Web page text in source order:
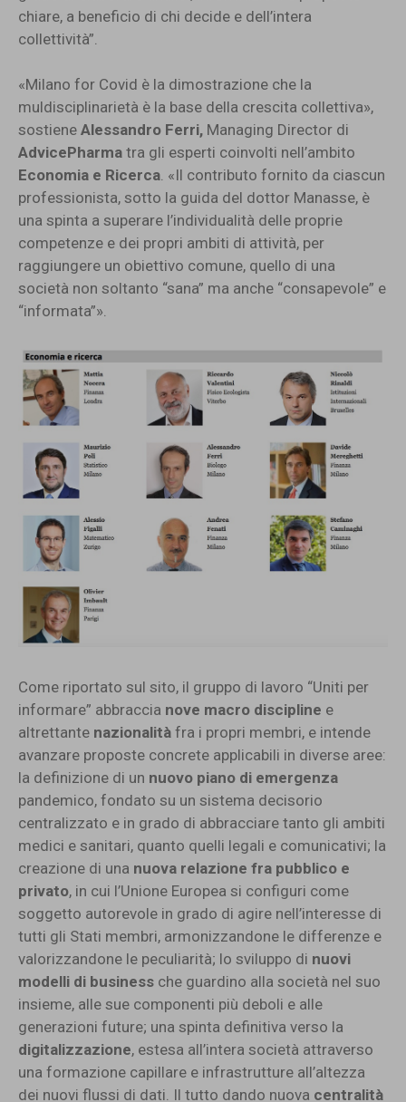
chiare, a beneficio di chi decide e dell’intera
collettività”.
«Milano for Covid è la dimostrazione che la
muldisciplinarietà è la base della crescita collettiva»,
sostiene Alessandro Ferri, Managing Director di
AdvicePharma tra gli esperti coinvolti nell’ambito
Economia e Ricerca. «Il contributo fornito da ciascun
professionista, sotto la guida del dottor Manasse, è
una spinta a superare l’individualità delle proprie
competenze e dei propri ambiti di attività, per
raggiungere un obiettivo comune, quello di una
società non soltanto “sana” ma anche “consapevole” e
“informata”».
Come riportato sul sito, il gruppo di lavoro “Uniti per
informare” abbraccia nove macro discipline e
altrettante nazionalità fra i propri membri, e intende
avanzare proposte concrete applicabili in diverse aree:
la definizione di un nuovo piano di emergenza
pandemico, fondato su un sistema decisorio
centralizzato e in grado di abbracciare tanto gli ambiti
medici e sanitari, quanto quelli legali e comunicativi; la
creazione di una nuova relazione fra pubblico e
privato, in cui l’Unione Europea si configuri come
soggetto autorevole in grado di agire nell’interesse di
tutti gli Stati membri, armonizzandone le differenze e
valorizzandone le peculiarità; lo sviluppo di nuovi
modelli di business che guardino alla società nel suo
insieme, alle sue componenti più deboli e alle
generazioni future; una spinta definitiva verso la
digitalizzazione, estesa all’intera società attraverso
una formazione capillare e infrastrutture all’altezza
dei nuovi flussi di dati. Il tutto dando nuova centralità